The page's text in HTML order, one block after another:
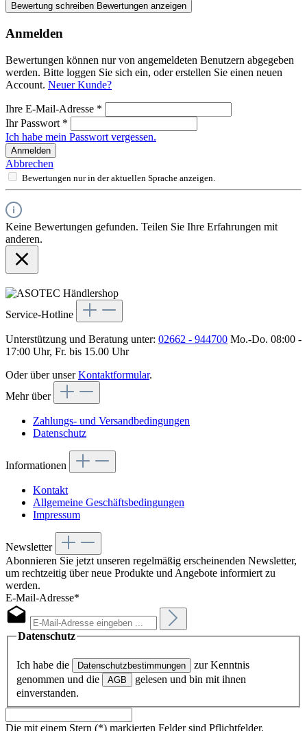
Bewertung schreiben Bewertungen anzeigen
Anmelden
Bewertungen können nur von angemeldeten Benutzern abgegeben
werden. Bitte loggen Sie sich ein, oder erstellen Sie einen neuen
Account. Neuer Kunde?
Ihre E-Mail-Adresse *
Ihr Passwort *
Ich habe mein Passwort vergessen.
Anmelden
Abbrechen
Bewertungen nur in der aktuellen Sprache anzeigen.
Keine Bewertungen gefunden. Teilen Sie Ihre Erfahrungen mit
anderen.
Service-Hotline
Unterstützung und Beratung unter: 02662 - 944700 Mo.-Do. 08:00 -
17:00 Uhr, Fr. bis 15.00 Uhr
Oder über unserKontaktformular.
Mehr über
Zahlungs- und Versandbedingungen
Datenschutz
Informationen
Kontakt
Allgemeine Geschäftsbedingungen
Impressum
Newsletter
Abonnieren Sie jetzt unseren regelmäßig erscheinenden Newsletter,
um rechtzeitig über neue Produkte und Angebote informiert zu
werden.
E-Mail-Adresse*
Datenschutz
Ich habe die Datenschutzbestimmungen
zur Kenntnis
genommen und die
AGB
gelesen und bin mit ihnen
einverstanden.
Die mit einem Stern (*) markierten Felder sind Pflichtfelder.